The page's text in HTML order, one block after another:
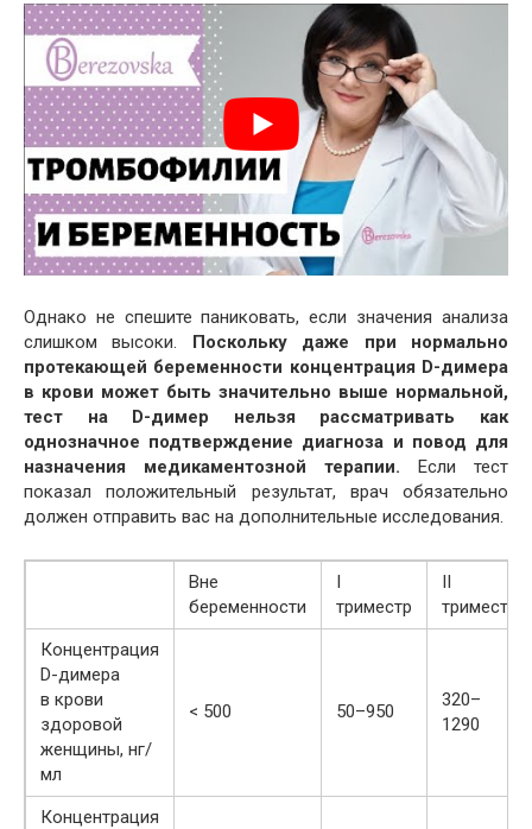
Однако не спешите паниковать, если значения анализа
слишком высоки. Поскольку даже при нормально
протекающей беременности концентрация D-димера
в крови может быть значительно выше нормальной,
тест на D-димер нельзя рассматривать как
однозначное подтверждение диагноза и повод для
назначения медикаментозной терапии. Если тест
показал положительный результат, врач обязательно
должен отправить вас на дополнительные исследования.
Вне
беременности
I
триместр
II
триместр
Концентрация
D-димера
в крови
здоровой
женщины, нг/
мл
< 500 50–950
320–
1290
Концентрация